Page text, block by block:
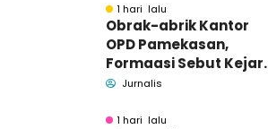
1 hari lalu
Obrak-abrik Kantor
OPD Pamekasan,
Formaasi Sebut Kejari
Pamekasan
Jurnalis
1 hari lalu